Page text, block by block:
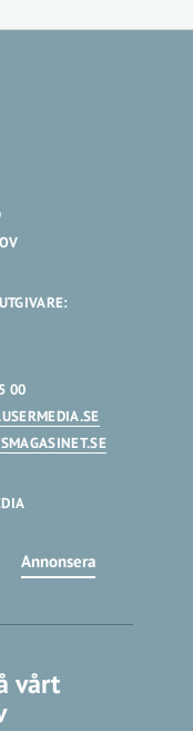
00
Annonsera
vårt